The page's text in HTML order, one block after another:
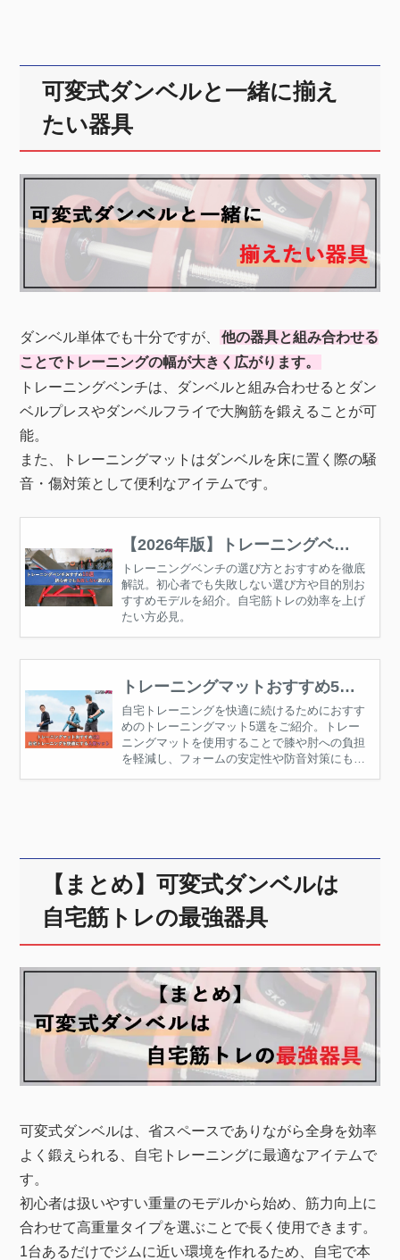
可変式ダンベルと一緒に揃え
たい器具
ダンベル単体でも十分ですが、
他の器具と組み合わせる
ことでトレーニングの幅が大きく広がります。
トレーニングベンチは、ダンベルと組み合わせるとダン
ベルプレスやダンベルフライで大胸筋を鍛えることが可
能。
また、トレーニングマットはダンベルを床に置く際の騒
音・傷対策として便利なアイテムです。
【2026年版】トレーニングベン
チおすすめ10選｜初心者でも失敗
しない選び方
トレーニングベンチの選び方とおすすめを徹底
解説。初心者でも失敗しない選び方や目的別お
すすめモデルを紹介。自宅筋トレの効率を上げ
たい方必見。
トレーニングマットおすすめ5選
｜自宅トレーニングを快適にする
人気マット
自宅トレーニングを快適に続けるためにおすす
めのトレーニングマット5選をご紹介。トレー
ニングマットを使用することで膝や肘への負担
を軽減し、フォームの安定性や防音対策にも役
【まとめ】可変式ダンベルは
自宅筋トレの最強器具
可変式ダンベルは、省スペースでありながら全身を効率
よく鍛えられる、自宅トレーニングに最適なアイテムで
す。
初心者は扱いやすい重量のモデルから始め、筋力向上に
合わせて高重量タイプを選ぶことで長く使用できます。
1台あるだけでジムに近い環境を作れるため、自宅で本